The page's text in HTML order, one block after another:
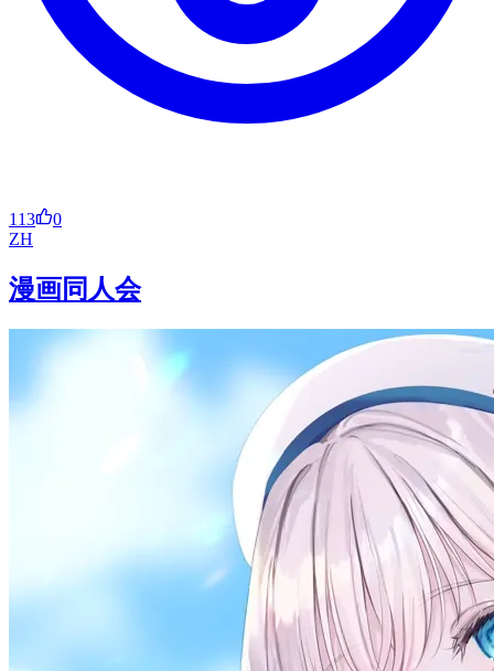
113
0
ZH
漫画同人会